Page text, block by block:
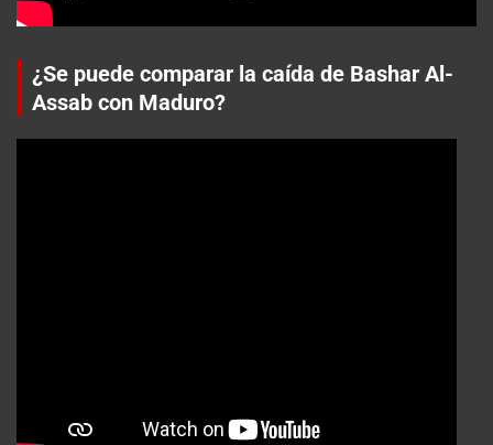
¿Se puede comparar la caída de Bashar Al-
Assab con Maduro?